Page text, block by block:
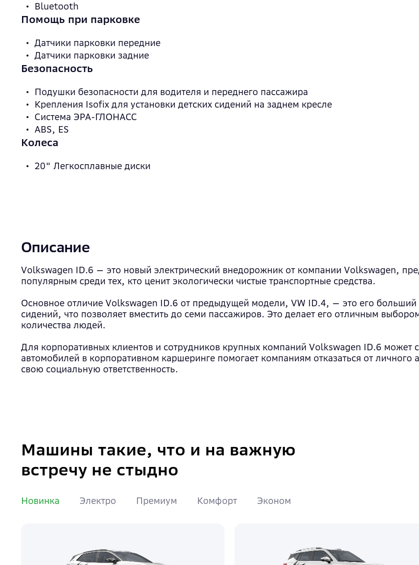
Bluetooth
Помощь при парковке
Датчики парковки передние
Датчики парковки задние
Безопасность
Подушки безопасности для водителя и переднего пассажира
Крепления Isofix для установки детских сидений на заднем кресле
Система ЭРА-ГЛОНАСС
ABS, ES
Колеса
20" Легкосплавные диски
Описание
Volkswagen ID.6 — это новый электрический внедорожник от компании Volkswagen,
популярным среди тех, кто ценит экологически чистые транспортные средства.
Основное отличие Volkswagen ID.6 от предыдущей модели, VW ID.4, — это его больший
сидений, что позволяет вместить до семи пассажиров. Это делает его отличным
количества людей.
Для корпоративных клиентов и сотрудников крупных компаний Volkswagen ID.6 может
автомобилей в корпоративном каршеринге помогает компаниям отказаться от
свою социальную ответственность.
Машины такие, что и на важную
встречу не стыдно
Новинка Электро Премиум Комфорт Эконом